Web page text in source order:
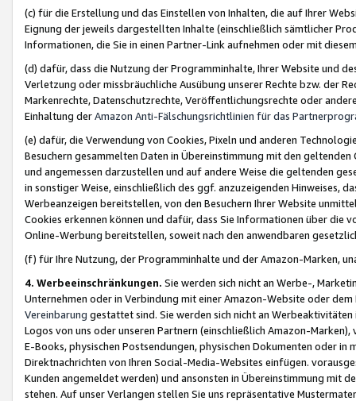
(c) für die Erstellung und das Einstellen von Inhalten, die auf Ihrer
Eignung der jeweils dargestellten Inhalte (einschließlich sämtlicher
Informationen, die Sie in einen Partner-Link aufnehmen oder mit
(d) dafür, dass die Nutzung der Programminhalte, Ihrer Website und
Verletzung oder missbräuchliche Ausübung unserer Rechte bzw. der
Markenrechte, Datenschutzrechte, Veröffentlichungsrechte oder
Einhaltung derAmazon Anti-Fälschungsrichtlinien für das
(e) dafür, die Verwendung von Cookies, Pixeln und anderen
Besuchern gesammelten Daten in Übereinstimmung mit den
und angemessen darzustellen und auf andere Weise die geltenden
in sonstiger Weise, einschließlich des ggf. anzuzeigenden Hinweises,
Werbeanzeigen bereitstellen, von den Besuchern Ihrer Website
Cookies erkennen können und dafür, dass Sie Informationen über die
Online-Werbung bereitstellen, soweit nach den anwendbaren
(f) für Ihre Nutzung, der Programminhalte und der Amazon-Marken,
4. Werbeeinschränkungen. Sie werden sich nicht an Werbe-,
Unternehmen oder in Verbindung mit einer Amazon-Website oder
Vereinbarung gestattet sind. Sie werden sich nicht an
Logos von uns oder unseren Partnern (einschließlich Amazon-
E-Books, physischen Postsendungen, physischen Dokumenten oder in
Direktnachrichten von Ihren Social-Media-Websites einfügen.
Kunden angemeldet werden) und ansonsten in Übereinstimmung mit
stehen. Auf unser Verlangen stellen Sie uns repräsentative